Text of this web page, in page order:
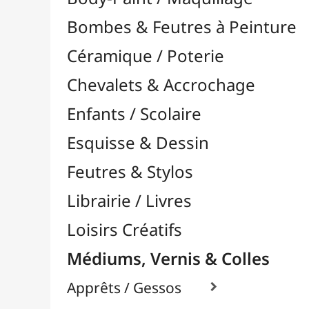
Feutres & Stylos
Librairie / Livres
Loisirs Créatifs
Médiums, Vernis & Colles
Apprêts / Gessos 
Colles & Adhésifs 
Fixatifs
Liants
Liants Aquarelle
Vernis / Protection 
Vernis-Colles